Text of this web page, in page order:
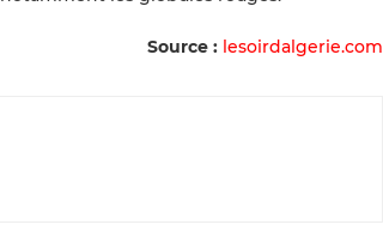
Source : lesoirdalgerie.com